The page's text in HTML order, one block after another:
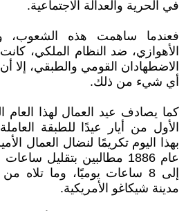
في الحرية والعدالة الاجتماعية.
فعندما ساهمت هذه الشعوب،
الأهوازي، ضد النظام الملكي،
الاضطهادان القومي والطبقي، إلا
أي شيء من ذلك.
الأول من أيار عيدًا للطبقة
بهذا اليوم تكريمًا لنضال العمال
إلى 8 ساعات يوميًا، وما
مدينة شيكاغو الأمريكية.